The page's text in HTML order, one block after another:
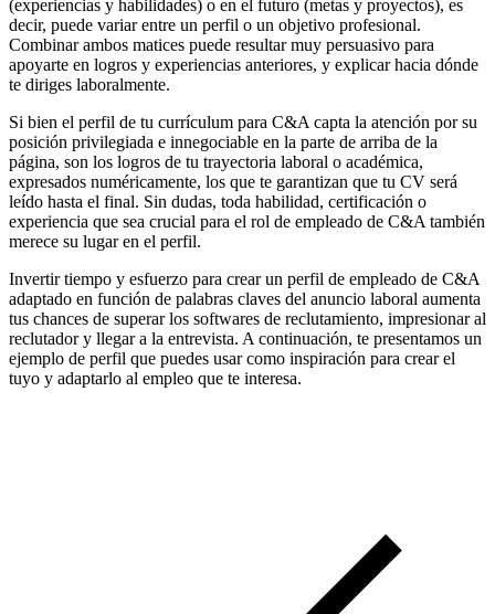
(experiencias y habilidades) o en el futuro (metas y proyectos), es
decir, puede variar entre un perfil o un objetivo profesional.
Combinar ambos matices puede resultar muy persuasivo para
apoyarte en logros y experiencias anteriores, y explicar hacia dónde
te diriges laboralmente.
Si bien el perfil de tu currículum para C&A capta la atención por su
posición privilegiada e innegociable en la parte de arriba de la
página, son los logros de tu trayectoria laboral o académica,
expresados numéricamente, los que te garantizan que tu CV será
leído hasta el final. Sin dudas, toda habilidad, certificación o
experiencia que sea crucial para el rol de empleado de C&A también
merece su lugar en el perfil.
Invertir tiempo y esfuerzo para crear un perfil de empleado de C&A
adaptado en función de palabras claves del anuncio laboral aumenta
tus chances de superar los softwares de reclutamiento, impresionar al
reclutador y llegar a la entrevista. A continuación, te presentamos un
ejemplo de perfil que puedes usar como inspiración para crear el
tuyo y adaptarlo al empleo que te interesa.